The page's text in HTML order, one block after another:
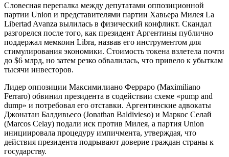
Словесная перепалка между депутатами оппозиционной
партии Union и представителями партии Хавьера Милея La
Libertad Avanza вылилась в физический конфликт. Скандал
разгорелся после того, как президент Аргентины публично
поддержал мемкоин Libra, назвав его инструментом для
стимулирования экономики. Стоимость токена взлетела почти
до $6 млрд, но затем резко обвалилась, что привело к убыткам
тысячи инвесторов.
Лидер оппозиции Максимилиано Ферраро (Maximiliano
Ferraro) обвинил президента в содействии схеме «pump and
dump» и потребовал его отставки. Аргентинские адвокаты
Джонатан Балдивьесо (Jonathan Baldivieso) и Маркос Селай
(Marcos Celay) подали иск против Милея, а партия Union
инициировала процедуру импичмента, утверждая, что
действия президента подрывают доверие граждан страны к
государству.